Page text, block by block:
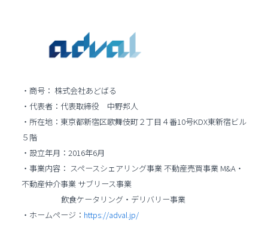
・商号： 株式会社あどばる
・代表者：代表取締役 中野邦人
・所在地：東京都新宿区歌舞伎町２丁目４番10号KDX東新宿ビル
５階
・設立年月：2016年6月
・事業内容： スペースシェアリング事業 不動産売買事業 M&A・
不動産仲介事業 サブリース事業
飲食ケータリング・デリバリー事業
・ホームページ： https://adval.jp/